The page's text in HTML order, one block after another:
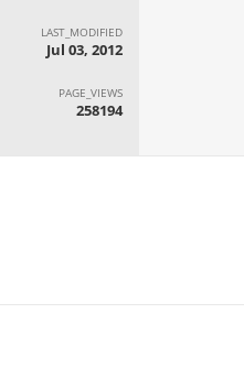
LAST_MODIFIED
Jul 03, 2012
PAGE_VIEWS
258194